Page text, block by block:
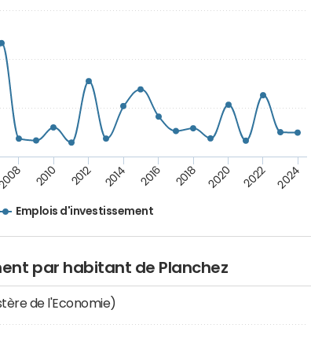
Emplois d'investissement
2010 2012 2014 2016 2018 2020 2022 2024
par habitant de Planchez
de l'Economie)